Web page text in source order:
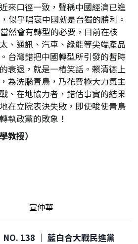
來口徑一致，聲稱中國經濟已進
似乎唱衰中國就是台獨的勝利。
然會有轉型的必要，目前在核
、通訊、汽車、綠能等尖端產品
台灣錯把中國轉型所引發的暫時
衰退，就是一樁笑話。賴清德上
為洗腦青鳥，乃花費極大力氣主
、在地協力者，錯估事實的結果
在立院表決失敗，即使唆使青鳥
執政黨的敗象！
教授）
宣仲華
NO. 138 │ 藍白合大戰民進黨